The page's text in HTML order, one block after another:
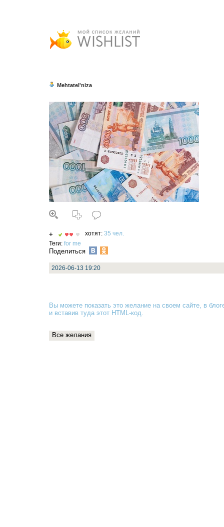
Mehtatel'niza
+ хотят: 35 чел.
Теги: for me
Поделиться
2026-06-13 19:20
Вы можете показать это желание на своем сайте, в
и вставив туда этот HTML-код.
Все желания